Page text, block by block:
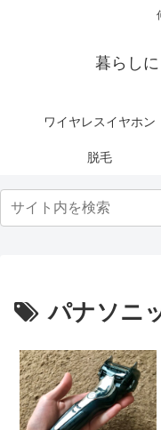
暮らし
ワイヤレスイヤホン
脱毛
パナソニ